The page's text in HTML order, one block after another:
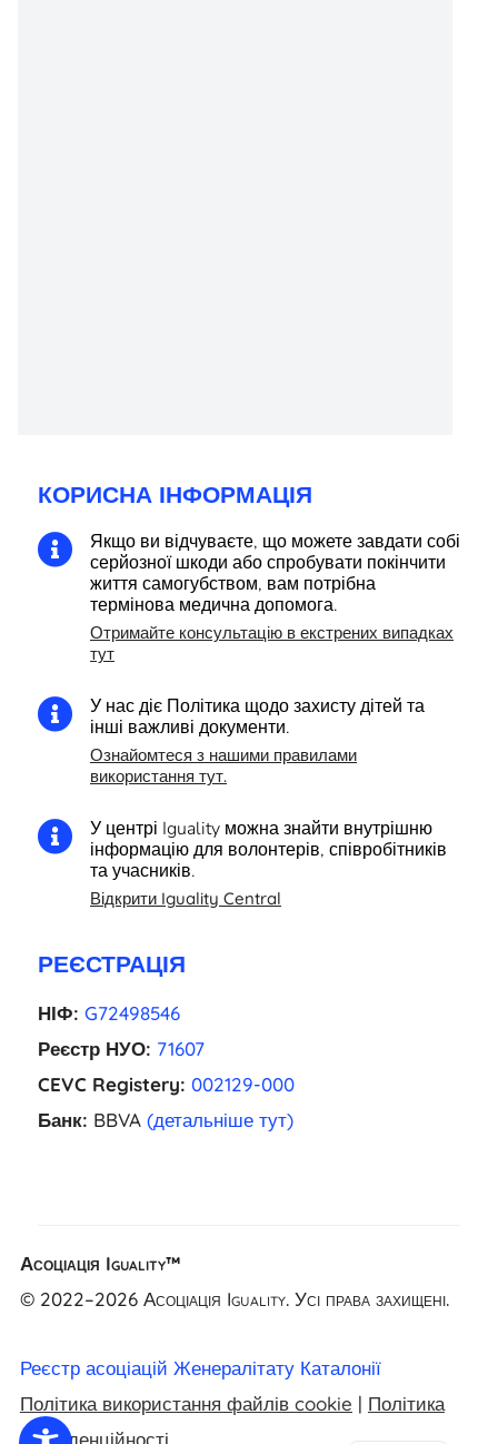
КОРИСНА ІНФОРМАЦІЯ

Якщо ви відчуваєте, що можете завдати собі
серйозної шкоди або спробувати покінчити
життя самогубством, вам потрібна
термінова медична допомога.
Отримайте консультацію в екстрених випадках
тут

У нас діє Політика щодо захисту дітей та
інші важливі документи.
Ознайомтеся з нашими правилами
використання тут.

У центрі Iguality можна знайти внутрішню
інформацію для волонтерів, співробітників
та учасників.
Відкрити Iguality Central
РЕЄСТРАЦІЯ
НІФ: G72498546
Реєстр НУО: 71607
CEVC Registery: 002129-000
Банк: BBVA (детальніше тут)
Асоціація Iguality™
© 2022–2026 Асоціація Iguality. Усі права захищені.
Реєстр асоціацій Женералітату Каталонії
Політика використання файлів cookie | Політика
конфіденційності